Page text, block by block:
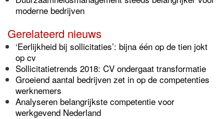
moderne bedrijven
Gerelateerd nieuws
‘Eerlijkheid bij sollicitaties’: bijna één op de tien jokt
op cv
Sollicitatietrends 2018: CV ondergaat transformatie
Groeiend aantal bedrijven zet in op de competenties
werknemers
Analyseren belangrijkste competentie voor
werkgevend Nederland